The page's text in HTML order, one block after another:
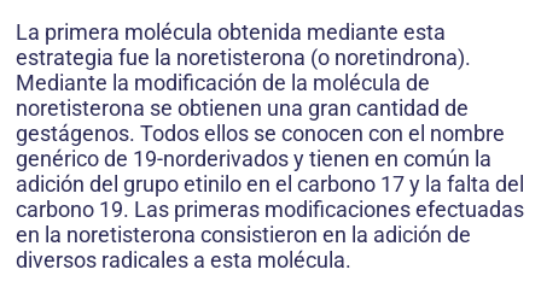
La primera molécula obtenida mediante esta
estrategia fue la noretisterona (o noretindrona).
Mediante la modificación de la molécula de
noretisterona se obtienen una gran cantidad de
gestágenos. Todos ellos se conocen con el nombre
genérico de 19-norderivados y tienen en común la
adición del grupo etinilo en el carbono 17 y la falta del
carbono 19. Las primeras modificaciones efectuadas
en la noretisterona consistieron en la adición de
diversos radicales a esta molécula.